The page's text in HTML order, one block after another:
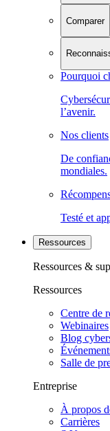
Comparer
Pourquoi
l’avenir.
Nos clients
De
mondiales.
Testé et
Ressources
Ressources &
Ressources
Centre de
Webinaires
Blog
Salle de
Entreprise
À propos
Carrières